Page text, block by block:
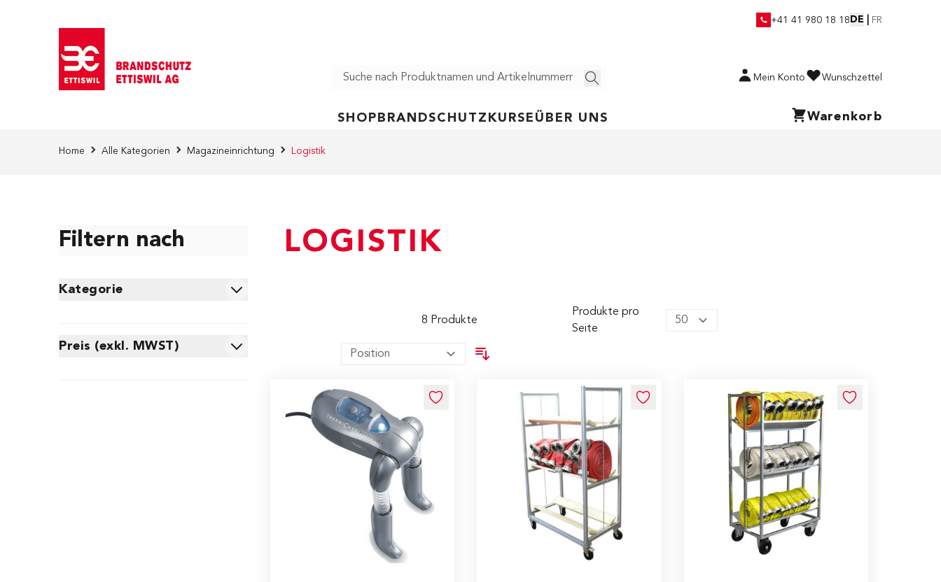
+41 41 980 18 18 DE FR
Mein Konto Wunschzettel
SHOP BRANDSCHUTZ KURSE ÜBER UNS Warenkorb
Home Alle Kategorien Magazineinrichtung Logistik
Filtern nach
Skip to product list
Kategorie
Preis (exkl. MWST)
LOGISTIK
8 Produkte
Produkte pro
Seite